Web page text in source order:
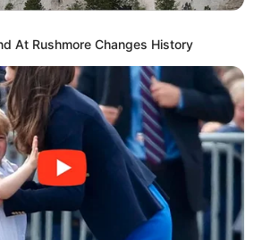
At Rushmore Changes History